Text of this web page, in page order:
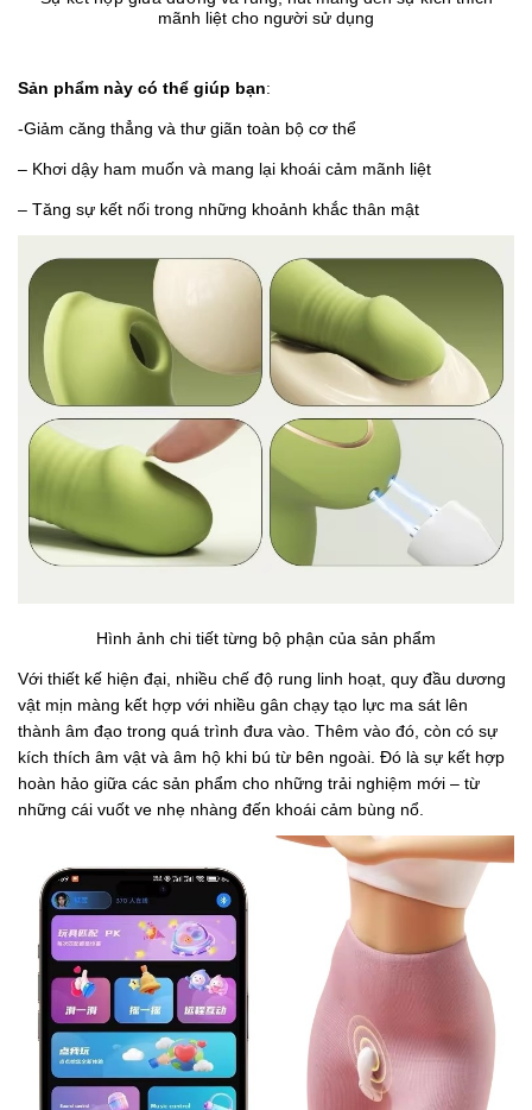
mãnh liệt cho người sử dụng
Sản phẩm này có thể giúp bạn:
-Giảm căng thẳng và thư giãn toàn bộ cơ thể
– Khơi dậy ham muốn và mang lại khoái cảm mãnh liệt
– Tăng sự kết nối trong những khoảnh khắc thân mật
Hình ảnh chi tiết từng bộ phận của sản phẩm
Với thiết kế hiện đại, nhiều chế độ rung linh hoạt, quy đầu dương
vật mịn màng kết hợp với nhiều gân chạy tạo lực ma sát lên
thành âm đạo trong quá trình đưa vào. Thêm vào đó, còn có sự
kích thích âm vật và âm hộ khi bú từ bên ngoài. Đó là sự kết hợp
hoàn hảo giữa các sản phẩm cho những trải nghiệm mới – từ
những cái vuốt ve nhẹ nhàng đến khoái cảm bùng nổ.